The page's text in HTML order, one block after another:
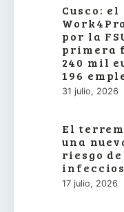
Cusco:
por la
primera
240 mil
196
31 julio, 2026
El
una
riesgo
17 julio, 2026